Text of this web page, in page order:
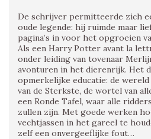
De schrijver permitteerde zich
oude legende: hij ruimde maar
pagina’s in voor het opgroeien
Als een Harry Potter avant la
onder leiding van tovenaar
avonturen in het dierenrijk. Het
opmerkelijke educatie: de
van de Sterkste, de wortel van
een Ronde Tafel, waar alle
zullen zijn. Met goede werken
vechtjassen in het gareel te
zelf een onvergeeflijke fout…